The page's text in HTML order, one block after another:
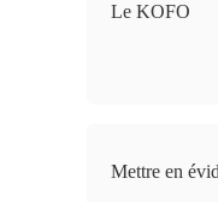
Le KOFO
Mettre en